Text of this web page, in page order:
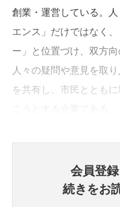
創業・運営している。
エンス」だけではなく
ー」と位置づけ、双方
人々の疑問や意見を取
を共有し、市民ととも
会員登録
続きをお